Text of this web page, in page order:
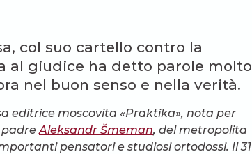
col suo cartello contro la
al giudice ha detto parole molto
nel buon senso e nella verità.
editrice moscovita «Praktika», nota per
padreAleksandr Šmeman, del metropolita
pensatori e studiosi ortodossi. Il 31